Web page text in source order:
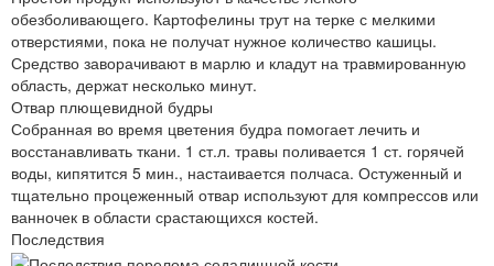
обезболивающего. Картофелины трут на терке с мелкими
отверстиями, пока не получат нужное количество кашицы.
Средство заворачивают в марлю и кладут на травмированную
область, держат несколько минут.
Отвар плющевидной будры
Собранная во время цветения будра помогает лечить и
восстанавливать ткани. 1 ст.л. травы поливается 1 ст. горячей
воды, кипятится 5 мин., настаивается полчаса. Остуженный и
тщательно процеженный отвар используют для компрессов или
ванночек в области срастающихся костей.
Последствия